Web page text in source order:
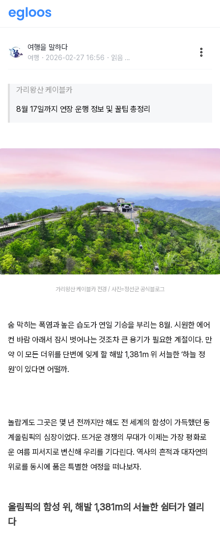
지하는 시원한 여름 여행지
여행을 말하다
여행 2026-02-27 16:56 읽음 ...
가리왕산 케이블카
8월 17일까지 연장 운행 정보 및 꿀팁 총정리
가리왕산 케이블카 전경 / 사진=정선군 공식블로그
숨 막히는 폭염과 높은 습도가 연일 기승을 부리는 8월. 시원한 에어
컨 바람 아래서 잠시 벗어나는 것조차 큰 용기가 필요한 계절이다. 만
약 이 모든 더위를 단번에 잊게 할 해발 1,381m 위 서늘한 ‘하늘 정
원’이 있다면 어떨까.
놀랍게도 그곳은 몇 년 전까지만 해도 전 세계의 함성이 가득했던 동
계올림픽의 심장이었다. 뜨거운 경쟁의 무대가 이제는 가장 평화로
운 여름 피서지로 변신해 우리를 기다린다. 역사의 흔적과 대자연의
위로를 동시에 품은 특별한 여정을 떠나보자.
올림픽의 함성 위, 해발 1,381m의 서늘한 쉼터가 열리
다